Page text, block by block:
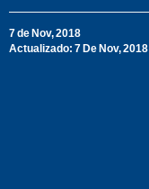
7 de Nov, 2018
Actualizado: 7 De Nov, 2018